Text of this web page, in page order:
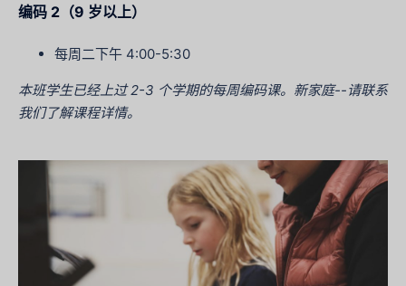
编码 2（9 岁以上）
每周二下午 4:00-5:30
本班学生已经上过 2-3 个学期的每周编码课。新家庭--请联系
我们了解课程详情。